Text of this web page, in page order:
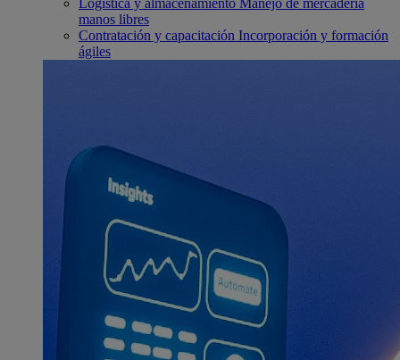
manos libres
Contratación y capacitación Incorporación y formación
ágiles